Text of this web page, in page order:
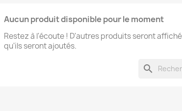
Aucun produit disponible pour le moment
Restez à l'écoute ! D'autres produits seront
qu'ils seront ajoutés.
search